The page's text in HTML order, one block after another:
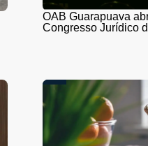
OAB Guarapuava
Congresso Jurídico